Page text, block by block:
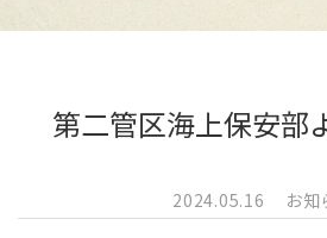
第二管区海上保安部
2024.05.16 お知